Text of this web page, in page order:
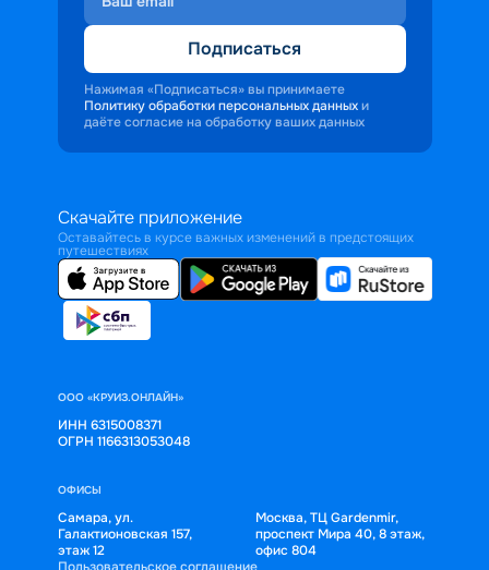
Подписаться
Нажимая «Подписаться» вы принимаете
Политику обработки персональных данных и
даёте согласие на обработку ваших данных
Скачайте приложение
Оставайтесь в курсе важных изменений в предстоящих
путешествиях
ООО «КРУИЗ.ОНЛАЙН»
ИНН 6315008371
ОГРН 1166313053048
ОФИСЫ
Самара, ул.
Галактионовская 157,
этаж 12
Москва, ТЦ Gardenmir,
проспект Мира 40, 8 этаж,
офис 804